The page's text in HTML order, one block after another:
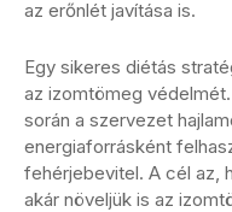
az erőnlét javítása is.
Egy sikeres diétás
az izomtömeg
során a szervezet
energiaforrásként
fehérjebevitel. A cél az,
akár növeljük is az